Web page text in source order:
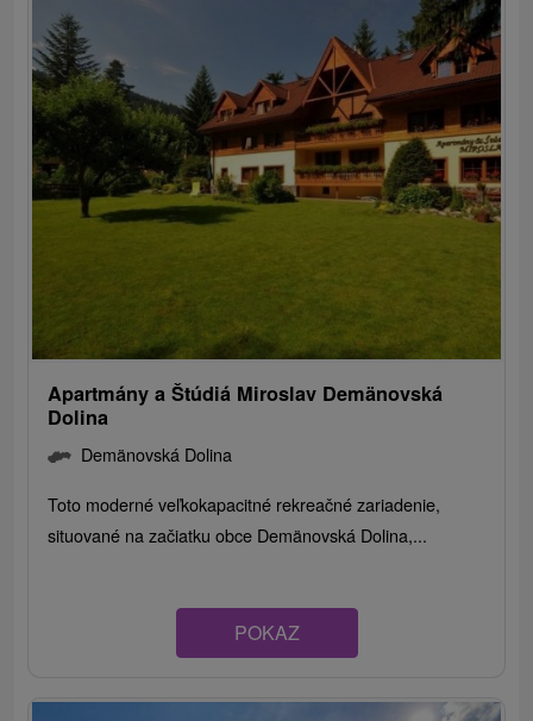
Apartmány a Štúdiá Miroslav Demänovská
Dolina
Demänovská Dolina
Toto moderné veľkokapacitné rekreačné zariadenie,
situované na začiatku obce Demänovská Dolina,...
POKAZ